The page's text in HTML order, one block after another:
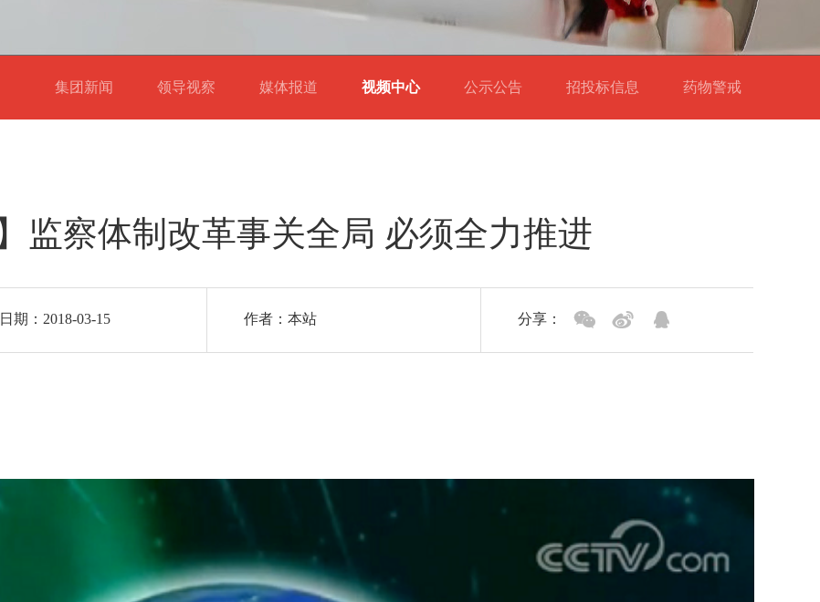
集团新闻 领导视察 媒体报道 视频中心 公示公告 招投标信息 药物警戒
监察体制改革事关全局 必须全力推进
期：2018-03-15 作者：本站 分享：